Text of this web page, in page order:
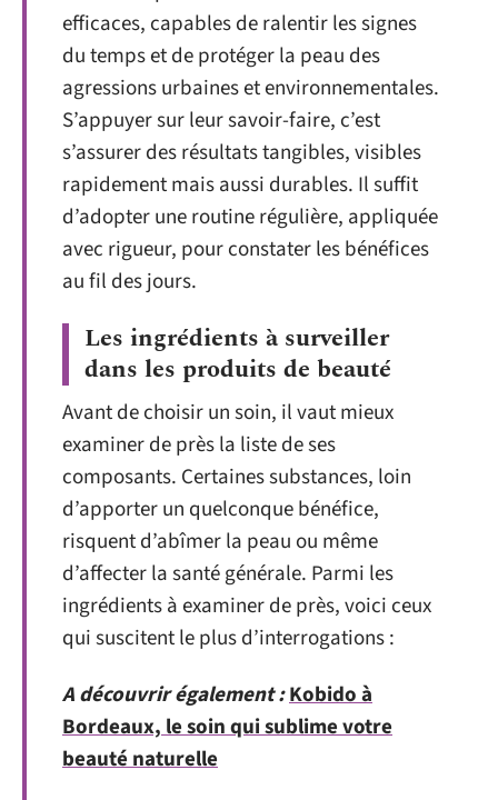
efficaces, capables de ralentir les signes
du temps et de protéger la peau des
agressions urbaines et environnementales.
S’appuyer sur leur savoir-faire, c’est
s’assurer des résultats tangibles, visibles
rapidement mais aussi durables. Il suffit
d’adopter une routine régulière, appliquée
avec rigueur, pour constater les bénéfices
au fil des jours.
Les ingrédients à surveiller
dans les produits de beauté
Avant de choisir un soin, il vaut mieux
examiner de près la liste de ses
composants. Certaines substances, loin
d’apporter un quelconque bénéfice,
risquent d’abîmer la peau ou même
d’affecter la santé générale. Parmi les
ingrédients à examiner de près, voici ceux
qui suscitent le plus d’interrogations :
A découvrir également :Kobido à
Bordeaux, le soin qui sublime votre
beauté naturelle